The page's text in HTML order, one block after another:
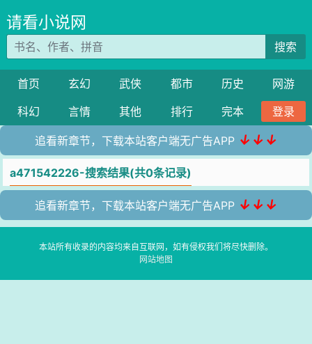
请看小说网
搜索
首页 玄幻 武侠 都市 历史
网游
科幻
言情 其他 排行 完本 登录
追看新章节，下载本站客户端无广告APP ↓↓↓
a471542226-搜索结果(共0条记录)
追看新章节，下载本站客户端无广告APP ↓↓↓
本站所有收录的内容均来自互联网，如有侵权我们将尽快删除。
网站地图